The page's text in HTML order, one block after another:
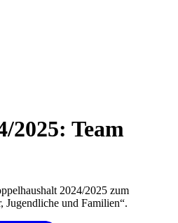
2025: Team
2024/2025 zum
Jugendliche und Familien“.